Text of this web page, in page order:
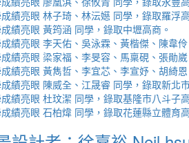
績亮眼 林子琦、林沄嬨 同學，錄取羅浮
績亮眼 黃筠涵 同學，錄取中壢高商。
績亮眼 李天佑、吳泳霖、黃楷傑、陳韋
績亮眼 梁家福、李旻容、馬稟硯、張勛
績亮眼 黃雋哲、李宜芯、李宣妤、胡綺
績亮眼 陳威全、江晟睿 同學，錄取新北
績亮眼 杜玟潔 同學，錄取基隆市八斗子
績亮眼 石柏煒 同學，錄取花蓮縣立體育